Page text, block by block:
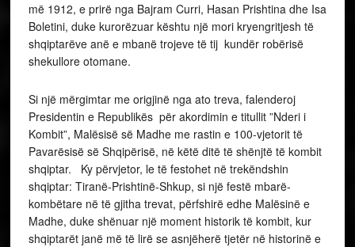
më 1912, e prirë nga Bajram Curri, Hasan Prishtina dhe Isa
Boletini, duke kurorëzuar kështu një mori kryengritjesh të
shqiptarëve anë e mbanë trojeve të tij kundër robërisë
shekullore otomane.
Si një mërgimtar me origjinë nga ato treva, falenderoj
Presidentin e Republikës për akordimin e titullit ”Nderi i
Kombit”, Malësisë së Madhe me rastin e 100-vjetorit të
Pavarësisë së Shqipërisë, në këtë ditë të shënjtë të kombit
shqiptar. Ky përvjetor, le të festohet në trekëndshin
shqiptar: Tiranë-Prishtinë-Shkup, si një festë mbarë-
kombëtare në të gjitha trevat, përfshirë edhe Malësinë e
Madhe, duke shënuar një moment historik të kombit, kur
shqiptarët janë më të lirë se asnjëherë tjetër në historinë e